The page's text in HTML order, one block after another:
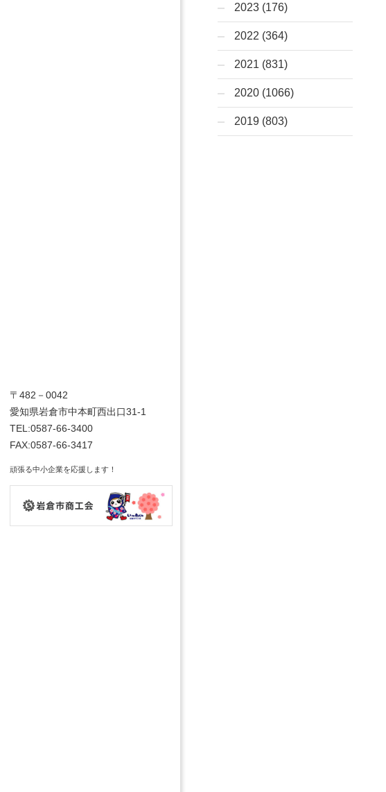
〒482－0042
愛知県岩倉市中本町西出口31-1
TEL:0587-66-3400
FAX:0587-66-3417
頑張る中小企業を応援します！
2023 (176)
2022 (364)
2021 (831)
2020 (1066)
2019 (803)